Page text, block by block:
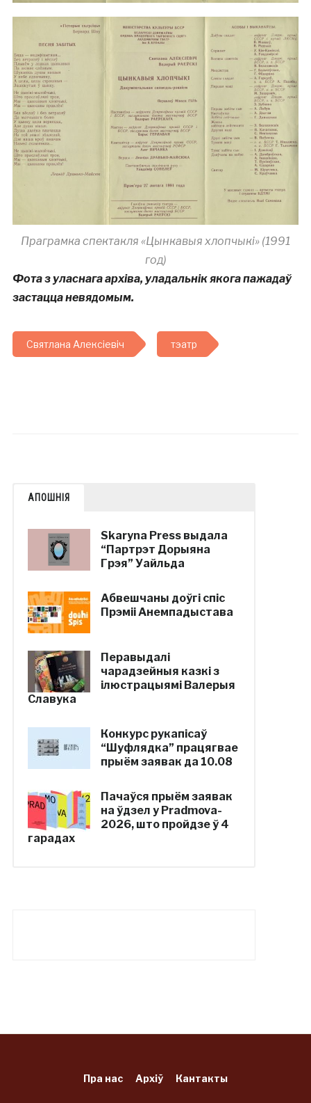
Праграмка спектакля «Цынкавыя хлопчыкі» (1991
год)
Фота з уласнага архіва, уладальнік якога пажадаў
застацца невядомым.
Святлана Алексіевіч тэатр
АПОШНІЯ
Skaryna Press выдала
“Партрэт Дорыяна
Грэя” Уайльда
Абвешчаны доўгі спіс
Прэміі Анемпадыстава
Перавыдалі
чарадзейныя казкі з
ілюстрацыямі Валерыя
Славука
Конкурс рукапісаў
“Шуфлядка” працягвае
прыём заявак да 10.08
Пачаўся прыём заявак
на ўдзел у Pradmova-
2026, што пройдзе ў 4
гарадах
Пра нас Архіў Кантакты